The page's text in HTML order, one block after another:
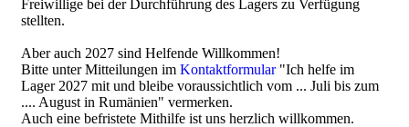
Freiwillige bei der Durchführung des Lagers zu Verfügung
stellten.
Aber auch 2027 sind Helfende Willkommen!
Bitte unter Mitteilungen im Kontaktformular"Ich helfe im
Lager 2027 mit und bleibe voraussichtlich vom ... Juli bis zum
.... August in Rumänien" vermerken.
Auch eine befristete Mithilfe ist uns herzlich willkommen.